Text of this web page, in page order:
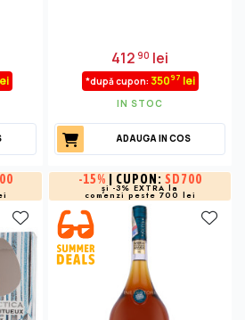
41290 lei
*după cupon: 35097 lei
IN STOC
ADAUGA IN COS
-15% | CUPON: SD700
și -3% EXTRA la
comenzi peste 700 lei